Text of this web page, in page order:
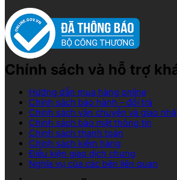
Chính sách và hỗ trợ
Hướng dẫn mua hàng online
Chính sách bảo hành – đổi trả
Chính sách vận chuyển và giao
Chính sách bảo mật thông tin
Chính sách thanh toán
Chính sách kiểm hàng
Điều kiện giao dịch chung
Nghĩa vụ của các bên liên quan